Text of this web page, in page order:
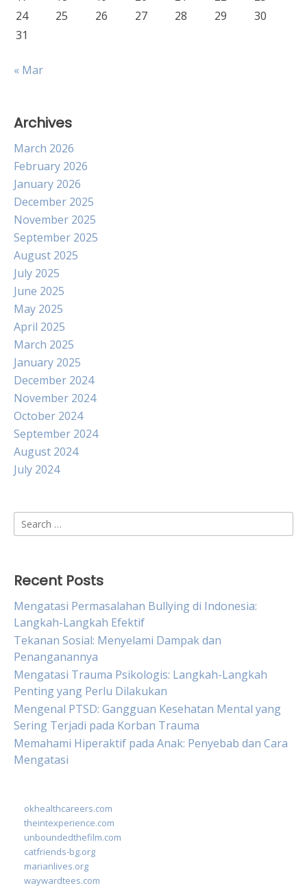
24
25 26 27 28 29
30
31
« Mar
Archives
March 2026
February 2026
January 2026
December 2025
November 2025
September 2025
August 2025
July 2025
June 2025
May 2025
April 2025
March 2025
January 2025
December 2024
November 2024
October 2024
September 2024
August 2024
July 2024
Search
for:
Recent Posts
Mengatasi Permasalahan Bullying di Indonesia:
Langkah-Langkah Efektif
Tekanan Sosial: Menyelami Dampak dan
Penanganannya
Mengatasi Trauma Psikologis: Langkah-Langkah
Penting yang Perlu Dilakukan
Mengenal PTSD: Gangguan Kesehatan Mental yang
Sering Terjadi pada Korban Trauma
Memahami Hiperaktif pada Anak: Penyebab dan Cara
Mengatasi
okhealthcareers.com
theintexperience.com
unboundedthefilm.com
catfriends-bg.org
marianlives.org
waywardtees.com